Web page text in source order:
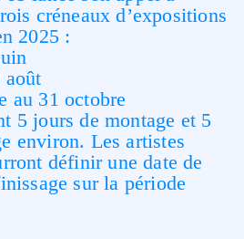
créneaux d’expositions
2025 :
au 31 octobre
5 jours de montage et 5
environ. Les artistes
définir une date de
sur la période